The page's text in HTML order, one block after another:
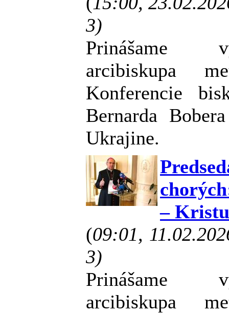
3)
Prinášame
arcibiskupa
Konferencie
Bernarda
Ukrajine.
–
(09:01,
3)
Prinášame
arcibiskupa